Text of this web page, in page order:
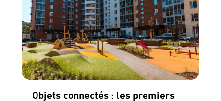
Objets connectés : les premiers